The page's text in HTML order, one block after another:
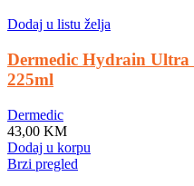
Dodaj u listu želja
Dermedic Hydrain
225ml
Dermedic
43,00 KM
Dodaj u korpu
Brzi pregled